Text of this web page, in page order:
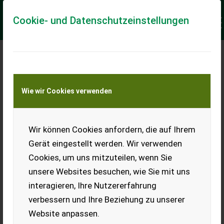
Cookie- und Datenschutzeinstellungen
Wie wir Cookies verwenden
Wir können Cookies anfordern, die auf Ihrem
Gerät eingestellt werden. Wir verwenden
Cookies, um uns mitzuteilen, wenn Sie
unsere Websites besuchen, wie Sie mit uns
interagieren, Ihre Nutzererfahrung
verbessern und Ihre Beziehung zu unserer
Website anpassen.
360° ENERGIELÖSUNGEN
FÜR
LANDTECHNIKHANDEL&
LANDWIRTSCHAFT
Landmaschinenhändler und Landwirte haben
heutzutage einen enormen Strombedarf und damit
360° Energielösungen schaffen hier eine Abhilfe: